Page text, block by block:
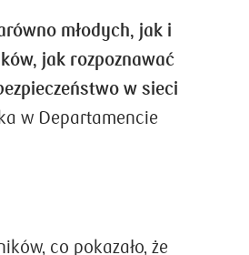
młodych, jak i
jak rozpoznawać
w sieci
w Departamencie
co pokazało, że